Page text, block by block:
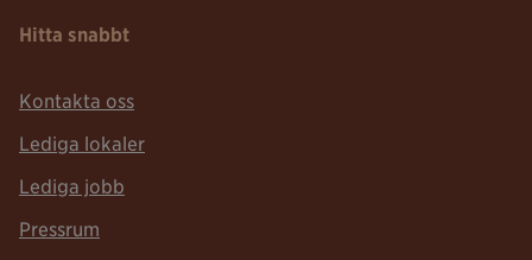
Hitta snabbt
Kontakta oss
Lediga lokaler
Lediga jobb
Pressrum